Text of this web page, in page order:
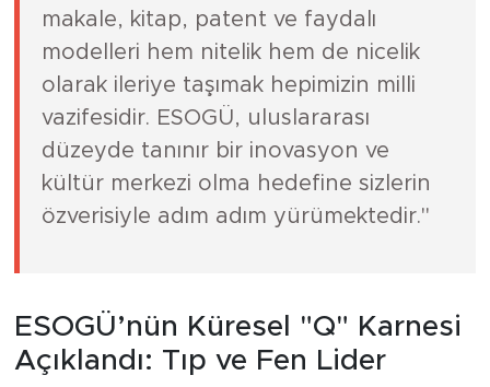
makale, kitap, patent ve faydalı
modelleri hem nitelik hem de nicelik
olarak ileriye taşımak hepimizin milli
vazifesidir. ESOGÜ, uluslararası
düzeyde tanınır bir inovasyon ve
kültür merkezi olma hedefine sizlerin
özverisiyle adım adım yürümektedir."
ESOGÜ’nün Küresel "Q" Karnesi
Açıklandı: Tıp ve Fen Lider